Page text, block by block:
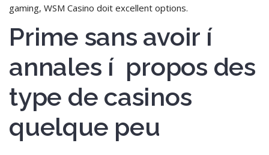
gaming, WSM Casino doit excellent options.
Prime sans avoir í
annales í propos des
type de casinos
quelque peu